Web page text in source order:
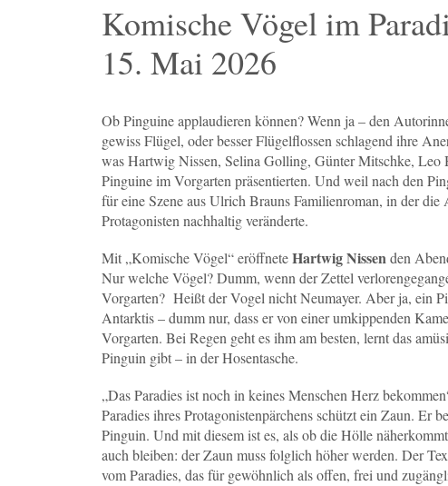
Komische Vögel im
15. Mai 2026
Ob Pinguine applaudieren können? Wenn ja – den
gewiss Flügel, oder besser Flügelflossen schlagend ihre
was Hartwig Nissen, Selina Golling, Günter Mitschke, Leo
Pinguine im Vorgarten präsentierten. Und weil nach den
für eine Szene aus Ulrich Brauns Familienroman, in der
Protagonisten nachhaltig veränderte.
Mit „Komische Vögel“ eröffneteHartwig Nissenden
Nur welche Vögel? Dumm, wenn der Zettel
Vorgarten? Heißt der Vogel nicht Neumayer. Aber ja, ein
Antarktis – dumm nur, dass er von einer umkippenden
Vorgarten. Bei Regen geht es ihm am besten, lernt das
Pinguin gibt – in der Hosentasche.
„Das Paradies ist noch in keines Menschen Herz
Paradies ihres Protagonistenpärchens schützt ein Zaun. Er
Pinguin. Und mit diesem ist es, als ob die Hölle
auch bleiben: der Zaun muss folglich höher werden. Der
vom Paradies, das für gewöhnlich als offen, frei und